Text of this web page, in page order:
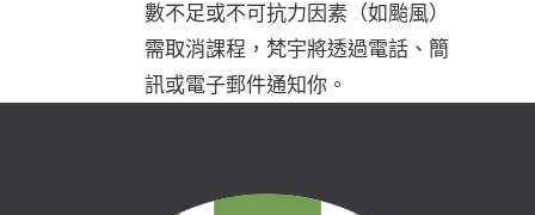
數不足或不可抗力因素（如颱風）
需取消課程，梵宇將透過電話、簡
訊或電子郵件通知你。